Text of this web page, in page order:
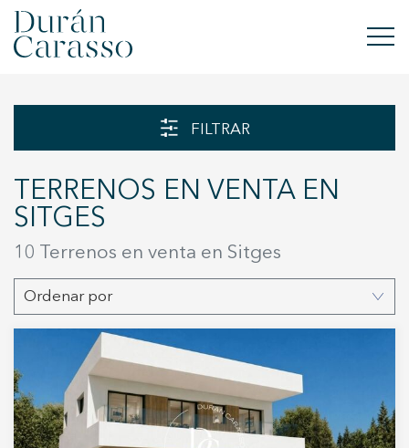
VENDER
OBRA NUEVA
INVERSIONES
GRUPO DC
CONTACTO
FILTRAR
TERRENOS EN VENTA EN
SITGES
10 Terrenos en venta en Sitges
Ordenar por